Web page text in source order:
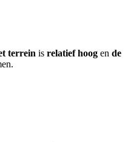
terrein is relatief hoog en de